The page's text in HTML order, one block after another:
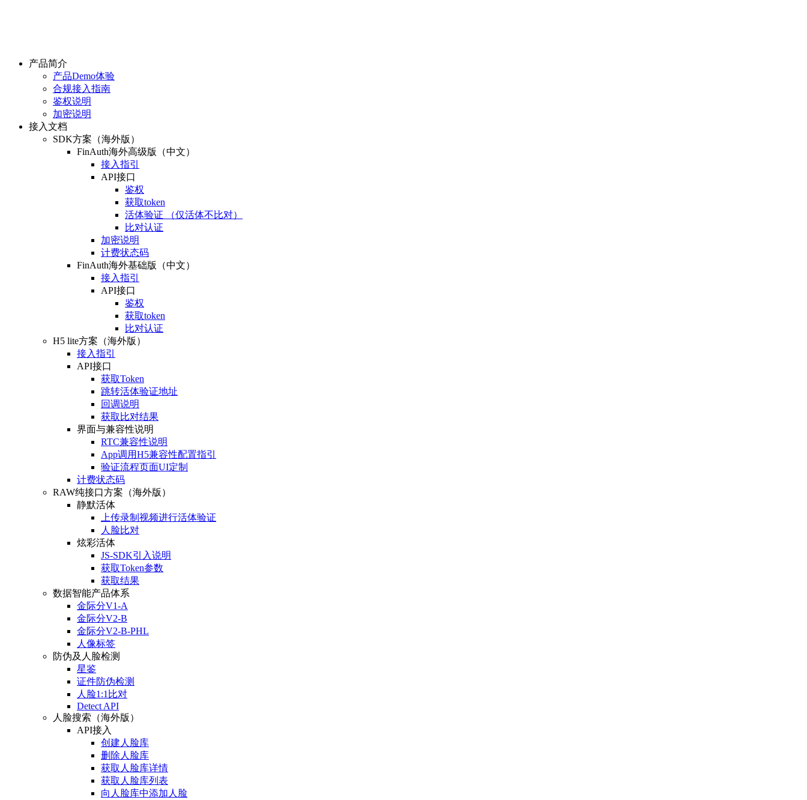
产品简介
产品Demo体验
合规接入指南
鉴权说明
加密说明
接入文档
SDK方案（海外版）
FinAuth海外高级版（中文）
接入指引
API接口
鉴权
获取token
活体验证 （仅活体不比对）
比对认证
加密说明
计费状态码
FinAuth海外基础版（中文）
接入指引
API接口
鉴权
获取token
比对认证
H5 lite方案（海外版）
接入指引
API接口
获取Token
跳转活体验证地址
回调说明
获取比对结果
界面与兼容性说明
RTC兼容性说明
App调用H5兼容性配置指引
验证流程页面UI定制
计费状态码
RAW纯接口方案（海外版）
静默活体
上传录制视频进行活体验证
人脸比对
炫彩活体
JS-SDK引入说明
获取Token参数
获取结果
数据智能产品体系
金际分V1-A
金际分V2-B
金际分V2-B-PHL
人像标签
防伪及人脸检测
星鉴
证件防伪检测
人脸1:1比对
Detect API
人脸搜索（海外版）
API接入
创建人脸库
删除人脸库
获取人脸库详情
获取人脸库列表
向人脸库中添加人脸